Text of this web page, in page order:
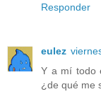
Responder
eulez
Y a mí todo
¿de qué me